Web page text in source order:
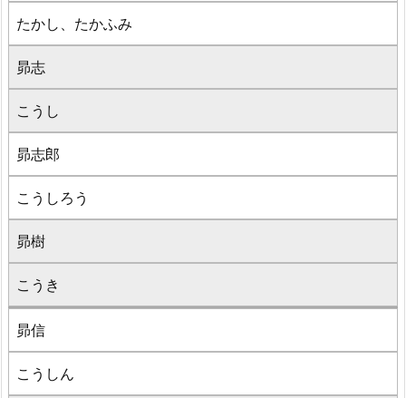
たかし、たかふみ
昴志
こうし
昴志郎
こうしろう
昴樹
こうき
昴信
こうしん